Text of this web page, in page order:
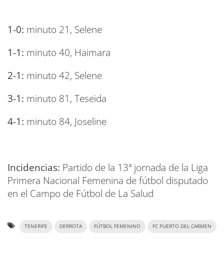
1-0: minuto 21, Selene
1-1: minuto 40, Haimara
2-1: minuto 42, Selene
3-1: minuto 81, Teseida
4-1: minuto 84, Joseline
Incidencias: Partido de la 13ª jornada de la Liga
Primera Nacional Femenina de fútbol disputado
en el Campo de Fútbol de La Salud
TENERIFE DERROTA FÚTBOL FEMENINO FC PUERTO DEL CARMEN